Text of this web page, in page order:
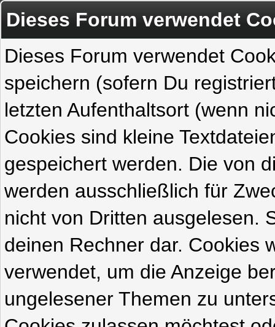
Dieses Forum verwendet
Dieses Forum verwendet
speichern (sofern Du
letzten Aufenthaltsort (wenn
Cookies sind kleine
gespeichert werden. Die von
werden ausschließlich für
nicht von Dritten ausgelesen.
deinen Rechner dar. Cookies
verwendet, um die Anzeige
ungelesener Themen zu